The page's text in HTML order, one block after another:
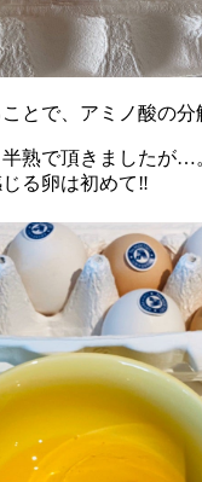
とで、アミノ酸の
熟で頂きましたが…
る卵は初めて‼︎